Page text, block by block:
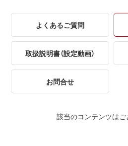
よくあるご質問
取扱説明書（設定動画）
お問合せ
該当のコンテンツはご